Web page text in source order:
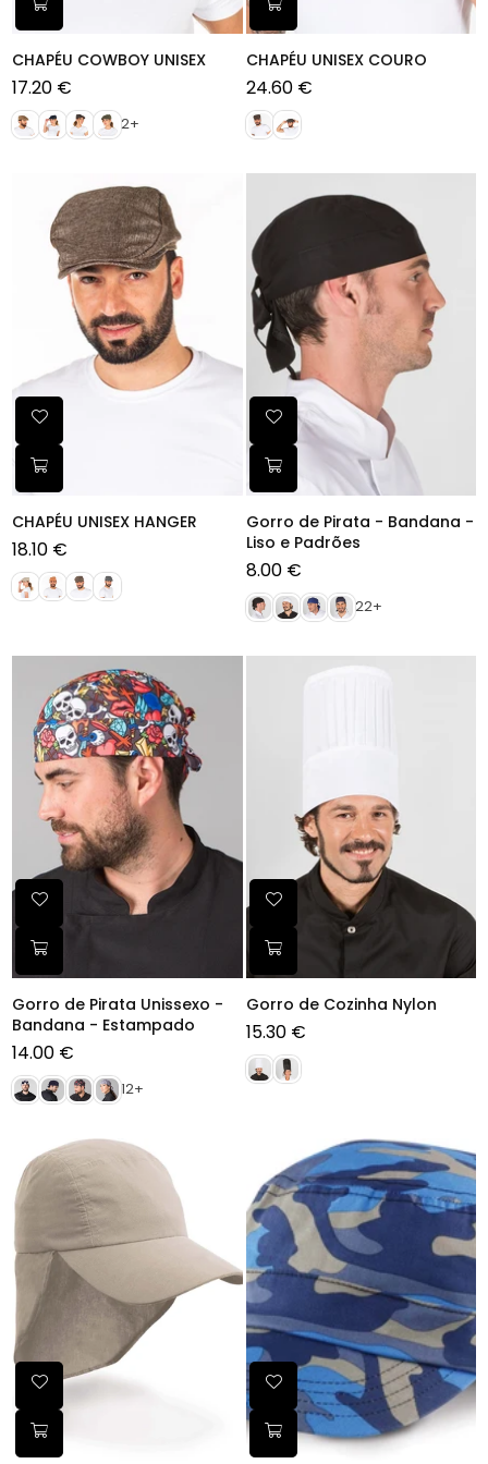
CHAPÉU COWBOY UNISEX
Preço
normal
17.20 €
2+
CHAPÉU UNISEX COURO
Preço
normal
24.60 €
CHAPÉU UNISEX HANGER
Preço
normal
18.10 €
Gorro de Pirata - Bandana -
Liso e Padrões
Preço
normal
8.00 €
22+
Gorro de Pirata Unissexo -
Bandana - Estampado
Preço
normal
14.00 €
12+
Gorro de Cozinha Nylon
Preço
normal
15.30 €